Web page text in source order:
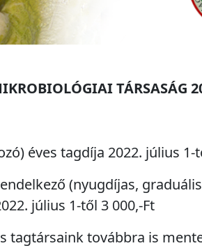
TÁRSASÁG
éves tagdíja 2022. július 1-
(nyugdíjas,
július 1-től 3 000,-Ft
tagtársaink továbbra is